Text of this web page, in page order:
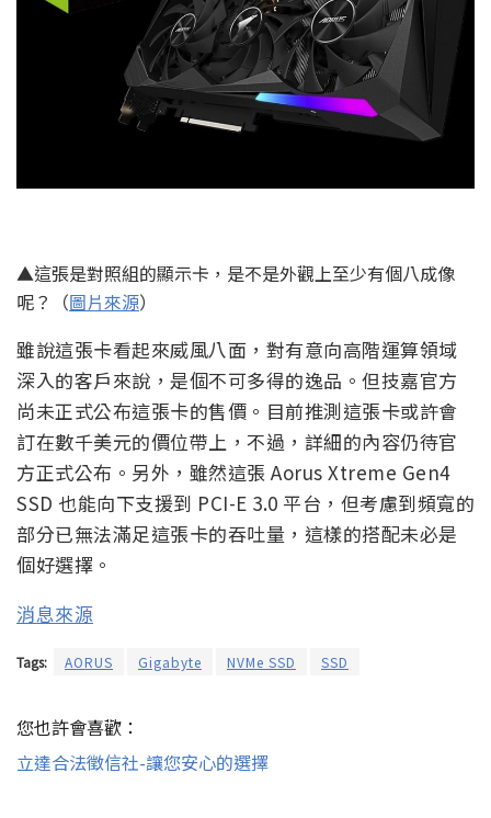
▲這張是對照組的顯示卡，是不是外觀上至少有個八成像
呢？（圖片來源）
雖說這張卡看起來威風八面，對有意向高階運算領域
深入的客戶來說，是個不可多得的逸品。但技嘉官方
尚未正式公布這張卡的售價。目前推測這張卡或許會
訂在數千美元的價位帶上，不過，詳細的內容仍待官
方正式公布。另外，雖然這張 Aorus Xtreme Gen4
SSD 也能向下支援到 PCI-E 3.0 平台，但考慮到頻寬的
部分已無法滿足這張卡的吞吐量，這樣的搭配未必是
個好選擇。
消息來源
Tags: AORUS Gigabyte NVMe SSD SSD
您也許會喜歡：
立達合法徵信社-讓您安心的選擇